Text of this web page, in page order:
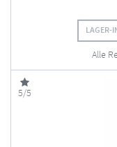
LAGER-
Alle
5/5